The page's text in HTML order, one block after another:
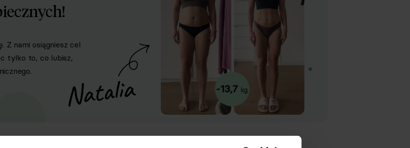
Z nami osiągniesz cel
tylko to, co lubisz,